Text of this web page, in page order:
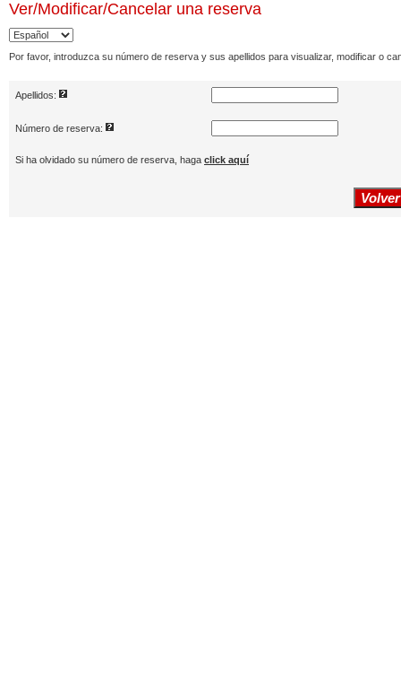
Ver/Modificar/Cancelar una reserva
Por favor, introduzca su número de reserva y sus apellidos para visualizar, modificar o
Apellidos:
Número de reserva:
Si ha olvidado su número de reserva, haga click aquí